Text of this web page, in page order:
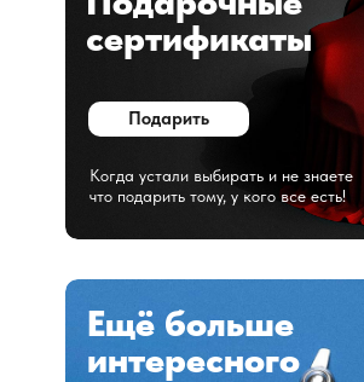
Ещё больше
интересного
сертификаты
Когда устали выбирать и не знаете
что подарить тому, у кого все есть!
Подарить